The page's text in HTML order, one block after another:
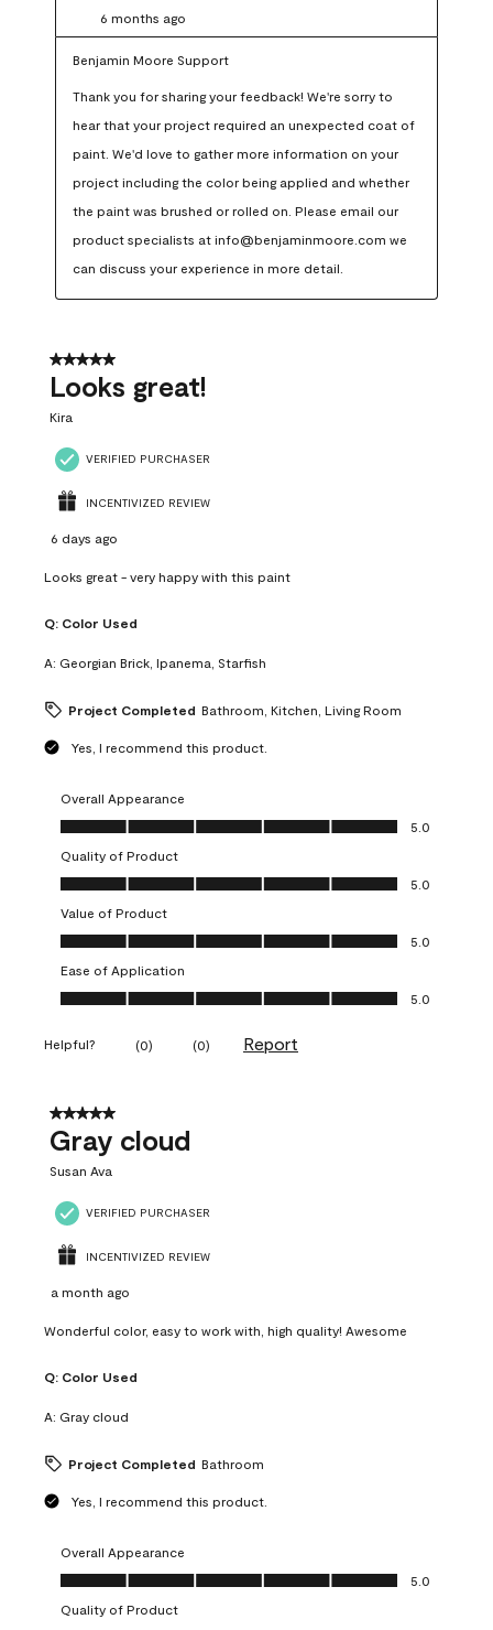
6 months ago
Benjamin Moore Support
Thank you for sharing your feedback! We're sorry to
hear that your project required an unexpected coat of
paint. We'd love to gather more information on your
project including the color being applied and whether
the paint was brushed or rolled on. Please email our
product specialists at info@benjaminmoore.com we
can discuss your experience in more detail.
5 out of 5 stars.
Looks great!
Kira
VERIFIED PURCHASER
INCENTIVIZED REVIEW
6 days ago
Looks great - very happy with this paint
Q: Color Used
A: Georgian Brick, Ipanema, Starfish
Project Completed Bathroom, Kitchen, Living Room
Yes, I recommend this product.
Overall Appearance
Overall Appearance, 5.0 out of 5
5.0
Quality of Product
Quality of Product, 5.0 out of 5
5.0
Value of Product
Value of Product, 5.0 out of 5
5.0
Ease of Application
Ease of Application, 5.0 out of 5
5.0
Helpful? (0) (0) Report
5 out of 5 stars.
Gray cloud
Susan Ava
VERIFIED PURCHASER
INCENTIVIZED REVIEW
a month ago
Wonderful color, easy to work with, high quality! Awesome
Q: Color Used
A: Gray cloud
Project Completed Bathroom
Yes, I recommend this product.
Overall Appearance
Overall Appearance, 5.0 out of 5
5.0
Quality of Product